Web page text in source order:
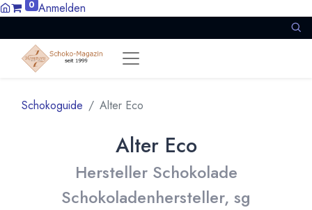
0 Anmelden
Schokoguide Alter Eco
Alter Eco
Hersteller Schokolade
Schokoladenhersteller, sg